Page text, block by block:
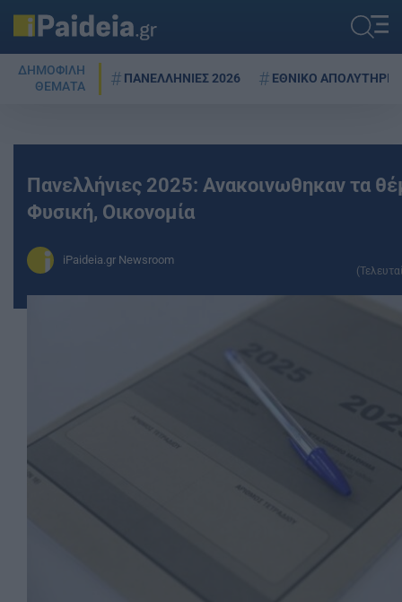
ΔΗΜΟΦΙΛΗ
ΘΕΜΑΤΑ
ΠΑΝΕΛΛΗΝΙΕΣ 2026 ΕΘΝΙΚΟ ΑΠΟΛΥΤΗΡΙΟ
Πανελλήνιες 2025: Ανακοινωθηκαν τα
Φυσική, Οικονομία
iPaideia.gr Newsroom